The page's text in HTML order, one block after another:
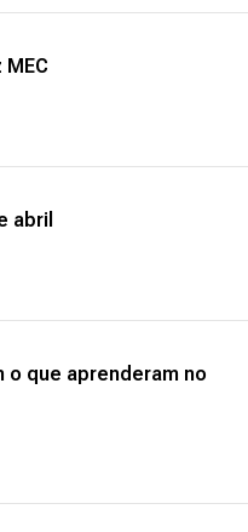
abril
que aprenderam no